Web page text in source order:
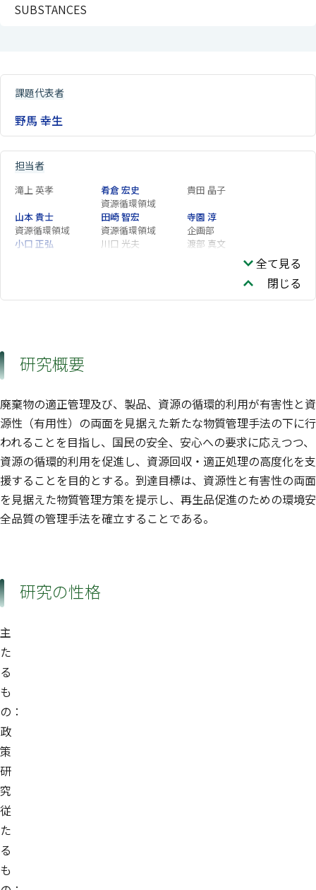
SUBSTANCES
課題代表者
野馬 幸生
担当者
滝上 英孝
肴倉 宏史
資源循環領域
貴田 晶子
山本 貴士
資源循環領域
田崎 智宏
資源循環領域
寺園 淳
企画部
小口 正弘
川口 光夫
渡部 真文
全て見る
閉じる
研究概要
廃棄物の適正管理及び、製品、資源の循環的利用が有害性と資
源性（有用性）の両面を見据えた新たな物質管理手法の下に行
われることを目指し、国民の安全、安心への要求に応えつつ、
資源の循環的利用を促進し、資源回収・適正処理の高度化を支
援することを目的とする。到達目標は、資源性と有害性の両面
を見据えた物質管理方策を提示し、再生品促進のための環境安
全品質の管理手法を確立することである。
研究の性格
主
た
る
も
の：
政
策
研
究
従
た
る
も